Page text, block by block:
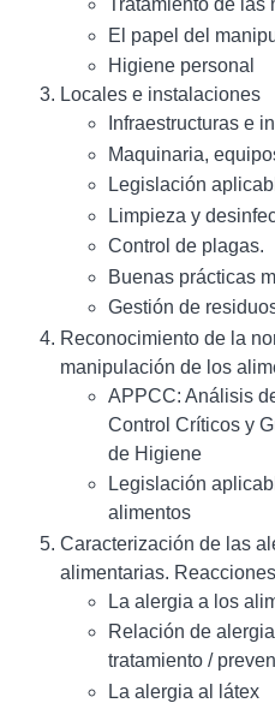
Tratamiento de las
El papel del
Higiene personal
Locales e instalaciones
Infraestructuras e
Maquinaria,
Legislación
Limpieza y
Control de plagas.
Buenas prácticas
Gestión de
Reconocimiento de la
manipulación de los
APPCC: Análisis
Control Críticos y
de Higiene
Legislación
alimentos
Caracterización de las
alimentarias.
La alergia a los
Relación de
tratamiento /
La alergia al látex